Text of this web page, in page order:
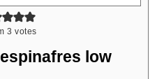
3 votes
low